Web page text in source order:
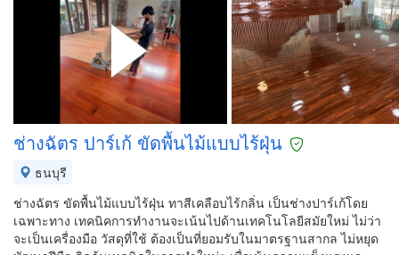
ช่างฉัตร ปาร์เก้ ขัดพื้นไม้แบบไร้ฝุ่น
ธนบุรี
ช่างฉัตร ขัดพื้นไม้แบบไร้ฝุ่น ทาสีเคลือบไร้กลิ่น เป็นช่างปาร์เก้โดย
เฉพาะทาง เทคนิคการทำงานจะเน้นไปด้านเทคโนโลยีสมัยใหม่ ไม่ว่า
จะเป็นเครื่องมือ วัสดุที่ใช้ ต้องเป็นที่ยอมรับในมาตรฐานสากล ไม่หยุด